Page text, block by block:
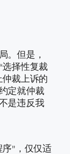
。但是，
择性复裁
裁上诉的
定就仲裁
是违反我
”，仅仅适